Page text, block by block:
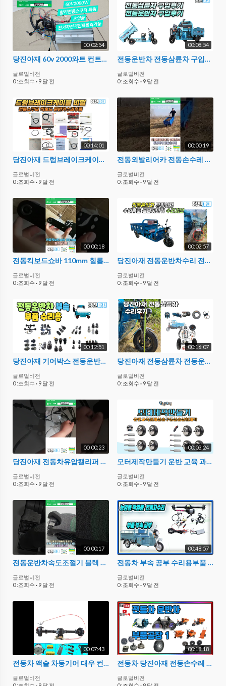
00:02:54
당진아재 60v 2000와트 컨트롤러 할리전동스쿠터출력튜닝 전기자전거컨트롤러
글로벌비전
0 :조회수 · 9 달 전
00:08:54
전동운반차 전동삼륜차 구입후기 당진아재 60v1500w
글로벌비전
0 :조회수 · 9 달 전
00:14:01
당진아재 드럼브레이크케이블 부품 전동카트부품 전동차부품 스쿠터부품 킥보드부품
글로벌비전
0 :조회수 · 9 달 전
00:00:19
전동외발리어카 전동손수레 운반카트 당진아재
글로벌비전
0 :조회수 · 9 달 전
00:00:18
전동킥보드쇼바 110mm 힐롭Q8
글로벌비전
0 :조회수 · 9 달 전
00:02:57
당진아재 전동운반차수리 전동삼륜차수리 지원 당진아재 쇼바서스펜션
글로벌비전
0 :조회수 · 9 달 전
00:12:51
당진아재 기어박스 전동운반차 부품 부속 전동삼륜차 부품부속
글로벌비전
0 :조회수 · 9 달 전
00:16:07
당진아재 전동삼륜차 전동운반차 수리후기 부품부속이야기
글로벌비전
0 :조회수 · 9 달 전
00:00:23
당진아재 전동차유압캘리퍼 부품
글로벌비전
0 :조회수 · 9 달 전
00:03:24
모터제작만들기 운반 교육 과제 실습 구동실습 실험제작
글로벌비전
0 :조회수 · 9 달 전
00:00:17
전동운반차속도조절기 블랙 더블버튼 전후진 123단 스로틀게이지
글로벌비전
0 :조회수 · 9 달 전
00:48:57
전동차 부속 공부 수리용부품 전동사륜차 삼륜차 부속을 알아야 제작수리가가능하다
글로벌비전
0 :조회수 · 9 달 전
00:07:43
전동차 액슬 차동기어 대우 컨트롤러 세트 속도조절기 당진아재
글로벌비전
00:18:18
전동차 당진아재 전동손수레 전동구르마 부품 구성 공부 해보자
글로벌비전